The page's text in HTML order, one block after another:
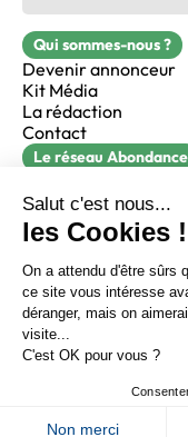
Sur LinkedIn
Sur X
Newsletter
Qui sommes-nous ?
Devenir annonceur
Kit Média
La rédaction
Contact
Le réseau Abondance
Réacteur
alfie formation